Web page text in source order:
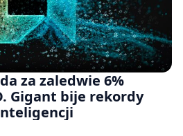
za zaledwie 6%
Gigant bije rekordy